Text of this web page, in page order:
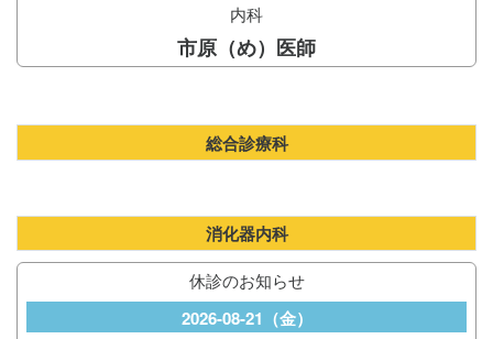
内科
市原（め）医師
総合診療科
消化器内科
休診のお知らせ
2026-08-21（金）